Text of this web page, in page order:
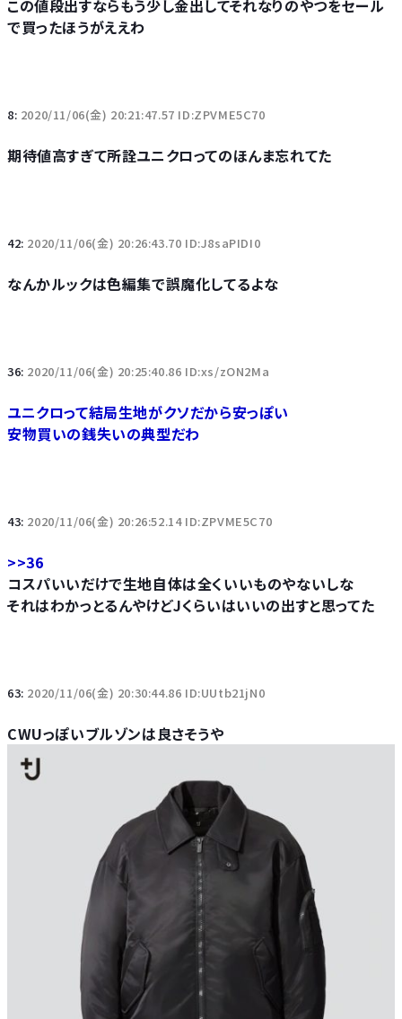
この値段出すならもう少し金出してそれなりのやつをセール
で買ったほうがええわ
8: 2020/11/06(金) 20:21:47.57 ID:ZPVME5C70
期待値高すぎて所詮ユニクロってのほんま忘れてた
42: 2020/11/06(金) 20:26:43.70 ID:J8saPIDI0
なんかルックは色編集で誤魔化してるよな
36: 2020/11/06(金) 20:25:40.86 ID:xs/zON2Ma
ユニクロって結局生地がクソだから安っぽい
安物買いの銭失いの典型だわ
43: 2020/11/06(金) 20:26:52.14 ID:ZPVME5C70
>>36
コスパいいだけで生地自体は全くいいものやないしな
それはわかっとるんやけどJくらいはいいの出すと思ってた
63: 2020/11/06(金) 20:30:44.86 ID:UUtb21jN0
CWUっぽいブルゾンは良さそうや